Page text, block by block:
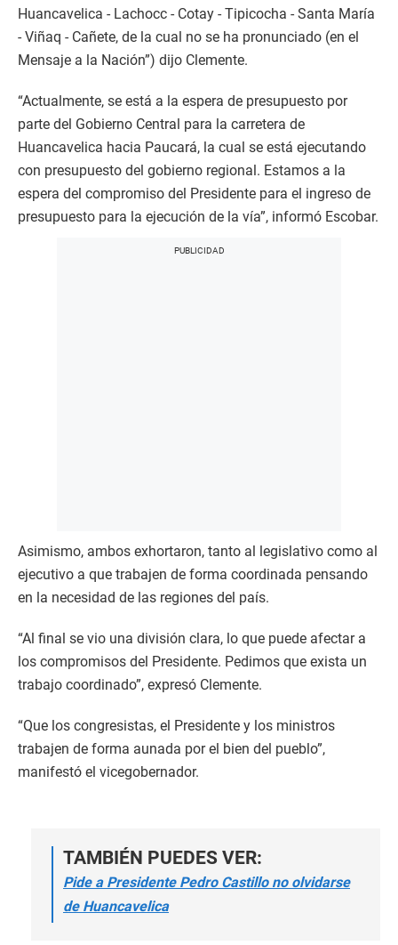
Huancavelica - Lachocc - Cotay - Tipicocha - Santa María
- Viñaq - Cañete, de la cual no se ha pronunciado (en el
Mensaje a la Nación”) dijo Clemente.
“Actualmente, se está a la espera de presupuesto por
parte del Gobierno Central para la carretera de
Huancavelica hacia Paucará, la cual se está ejecutando
con presupuesto del gobierno regional. Estamos a la
espera del compromiso del Presidente para el ingreso de
presupuesto para la ejecución de la vía”, informó Escobar.
Asimismo, ambos exhortaron, tanto al legislativo como al
ejecutivo a que trabajen de forma coordinada pensando
en la necesidad de las regiones del país.
“Al final se vio una división clara, lo que puede afectar a
los compromisos del Presidente. Pedimos que exista un
trabajo coordinado”, expresó Clemente.
“Que los congresistas, el Presidente y los ministros
trabajen de forma aunada por el bien del pueblo”,
manifestó el vicegobernador.
TAMBIÉN PUEDES VER:
Pide a Presidente Pedro Castillo no olvidarse
de Huancavelica